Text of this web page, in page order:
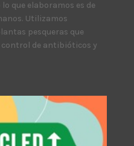
que elaboramos es de
Utilizamos
pesqueras que
de antibióticos y